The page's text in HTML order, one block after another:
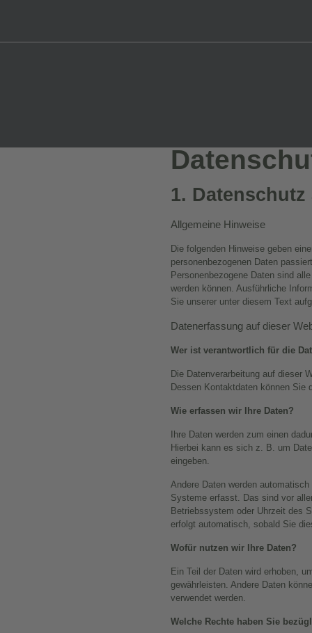
1.
Allgemeine Hinweise
Die folgenden Hinweise geben
personenbezogenen Daten
Personenbezogene Daten sind
werden können. Ausführliche
Sie unserer unter diesem Text
Datenerfassung auf dieser
Wer ist verantwortlich für die
Die Datenverarbeitung auf dieser
Dessen Kontaktdaten können Sie
Wie erfassen wir Ihre Daten?
Ihre Daten werden zum einen
Hierbei kann es sich z. B. um
eingeben.
Andere Daten werden
Systeme erfasst. Das sind vor
Betriebssystem oder Uhrzeit des
erfolgt automatisch, sobald Sie
Wofür nutzen wir Ihre Daten?
Ein Teil der Daten wird erhoben,
gewährleisten. Andere Daten
verwendet werden.
Welche Rechte haben Sie